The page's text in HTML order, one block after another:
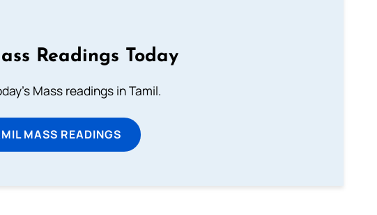
Readings Today
Mass readings in Tamil.
MASS READINGS